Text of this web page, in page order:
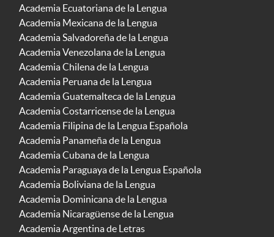
Academia Ecuatoriana de la Lengua
Academia Mexicana de la Lengua
Academia Salvadoreña de la Lengua
Academia Venezolana de la Lengua
Academia Chilena de la Lengua
Academia Peruana de la Lengua
Academia Guatemalteca de la Lengua
Academia Costarricense de la Lengua
Academia Filipina de la Lengua Española
Academia Panameña de la Lengua
Academia Cubana de la Lengua
Academia Paraguaya de la Lengua Española
Academia Boliviana de la Lengua
Academia Dominicana de la Lengua
Academia Nicaragüense de la Lengua
Academia Argentina de Letras